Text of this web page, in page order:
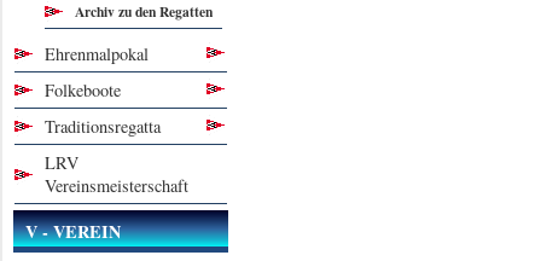
Archiv zu den Regatten
Ehrenmalpokal
Folkeboote
Traditionsregatta
LRV
Vereinsmeisterschaft
V - VEREIN